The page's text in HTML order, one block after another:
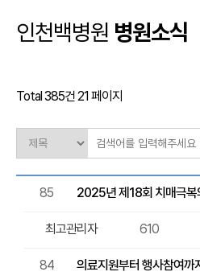
인천백병원 병원소식
Total 385건21 페이지
85 2025년 제18회 치매극복
최고관리자 610
84
의료지원부터 행사참여까